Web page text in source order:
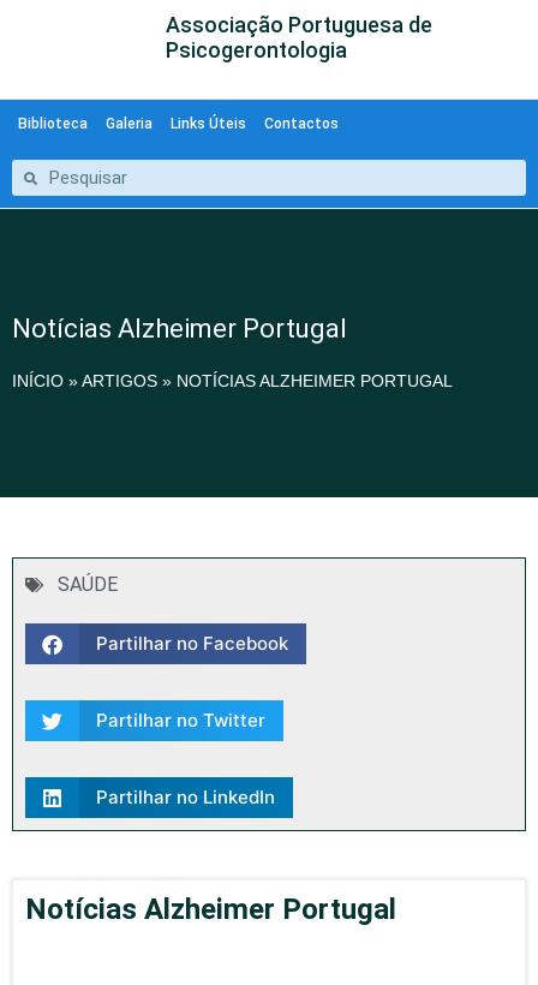
Associação Portuguesa de
Psicogerontologia
Biblioteca Galeria Links Úteis Contactos
Notícias Alzheimer Portugal
INÍCIO »ARTIGOS » NOTÍCIAS ALZHEIMER PORTUGAL
SAÚDE
Partilhar no Facebook
Partilhar no Twitter
Partilhar no LinkedIn
Notícias Alzheimer Portugal